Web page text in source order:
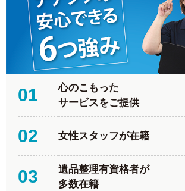
01
心のこもった
サービスをご提供
02 女性スタッフが在籍
03
遺品整理有資格者が
多数在籍